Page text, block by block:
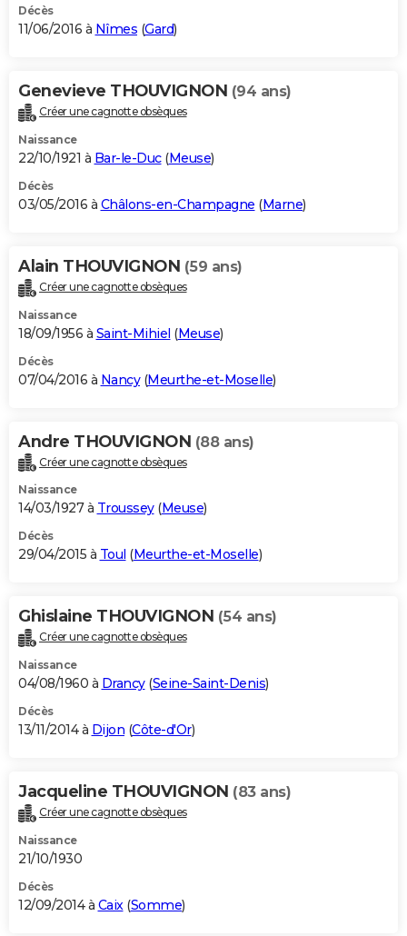
Décès
11/06/2016 à Nîmes (Gard)
Genevieve THOUVIGNON (94 ans)
Créer une cagnotte obsèques
Naissance
22/10/1921 à Bar-le-Duc(Meuse)
Décès
03/05/2016 à Châlons-en-Champagne (Marne)
Alain THOUVIGNON (59 ans)
Créer une cagnotte obsèques
Naissance
18/09/1956 à Saint-Mihiel (Meuse)
Décès
07/04/2016 à Nancy(Meurthe-et-Moselle)
Andre THOUVIGNON (88 ans)
Créer une cagnotte obsèques
Naissance
14/03/1927 à Troussey(Meuse)
Décès
29/04/2015 à Toul (Meurthe-et-Moselle)
Ghislaine THOUVIGNON (54 ans)
Créer une cagnotte obsèques
Naissance
04/08/1960 à Drancy(Seine-Saint-Denis)
Décès
13/11/2014 à Dijon (Côte-d'Or)
Jacqueline THOUVIGNON (83 ans)
Créer une cagnotte obsèques
Naissance
21/10/1930
Décès
12/09/2014 à Caix(Somme)